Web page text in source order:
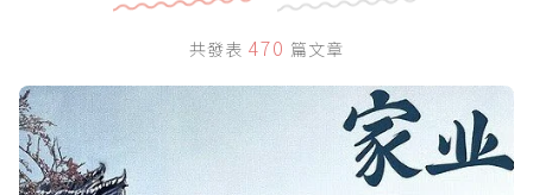
共發表 470 篇文章